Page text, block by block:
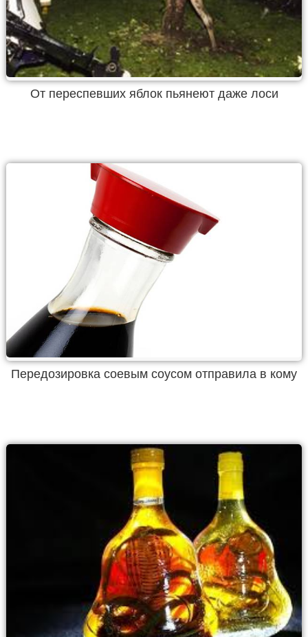
От переспевших яблок пьянеют даже лоси
Передозировка соевым соусом отправила в кому